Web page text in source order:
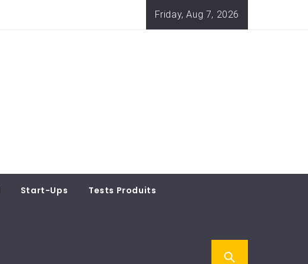
Friday, Aug 7, 2026
Start-Ups Tests Produits